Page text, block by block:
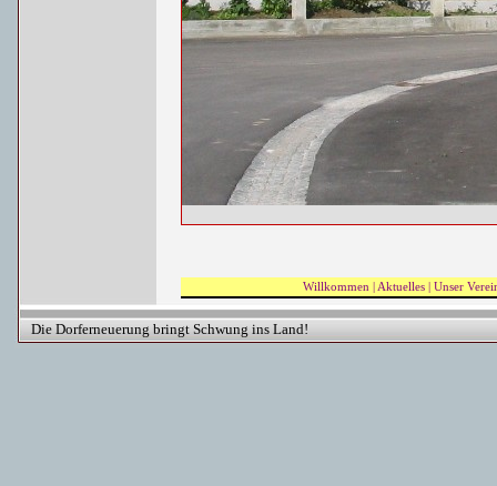
Willkommen | Aktuelles| Unser
Die Dorferneuerung bringt Schwung ins Land!